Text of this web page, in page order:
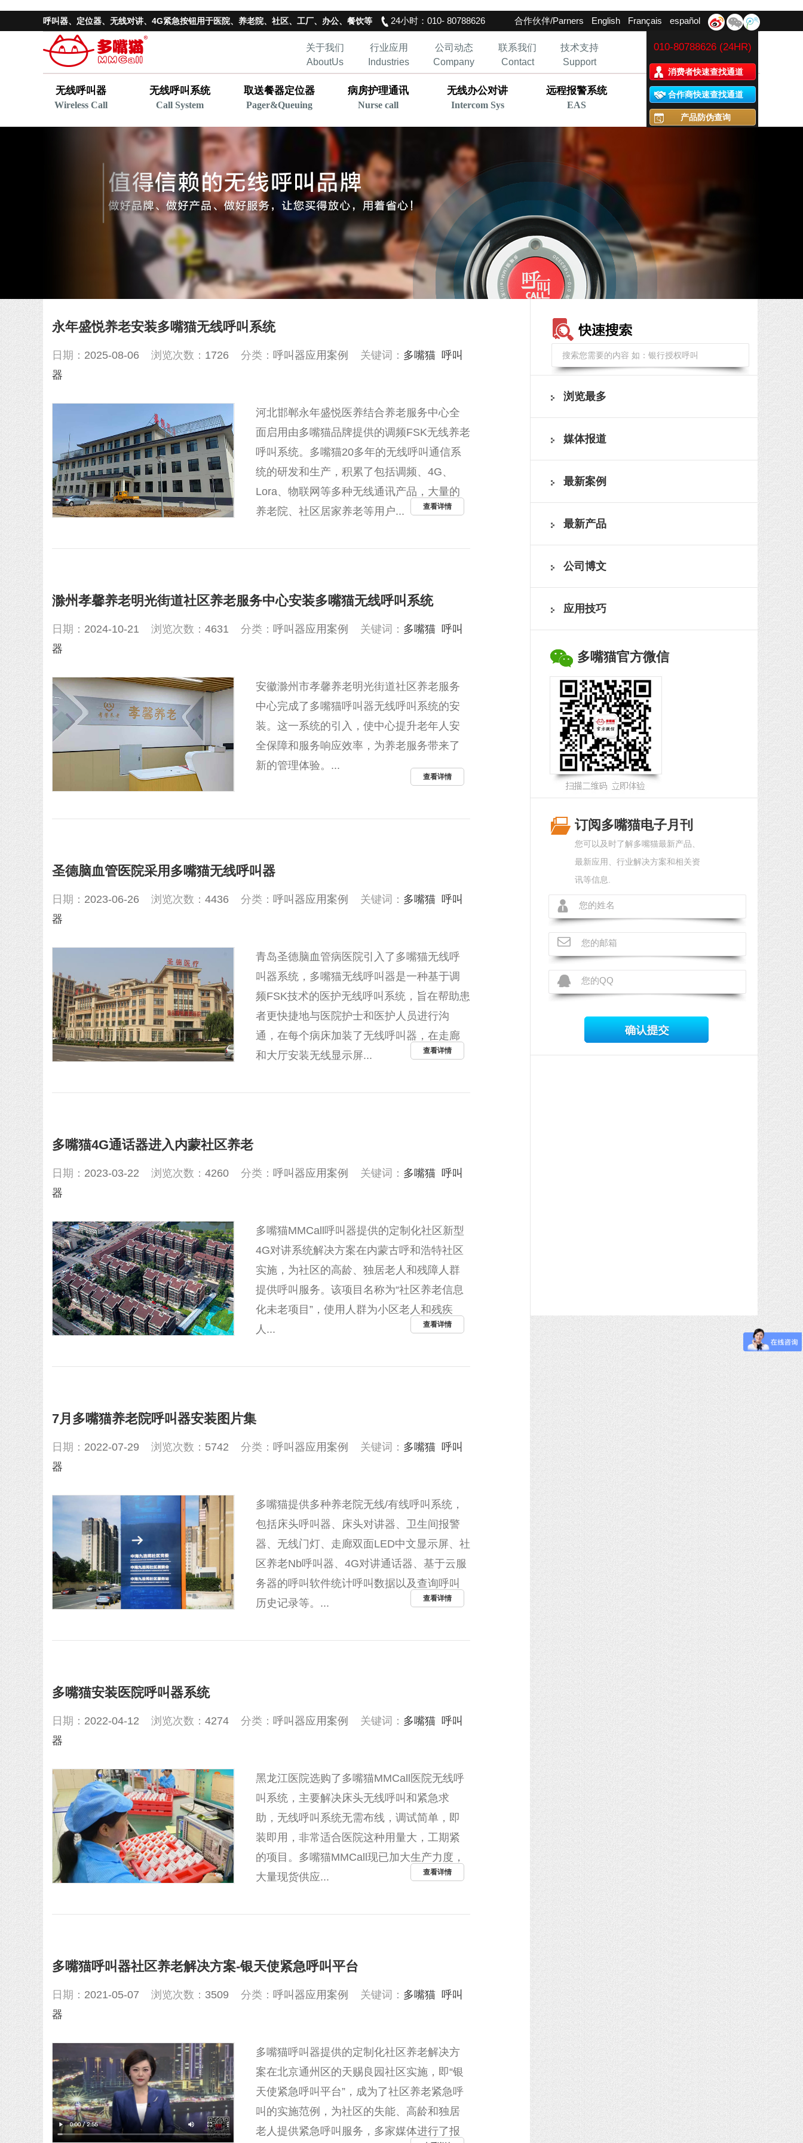
合作伙伴/Parners English Français español
呼叫器、 定位器、无线对讲、4G紧急按钮用于医院、养老院、社区、工厂、办公、餐饮等 24小时：010- 80788626
关于我们
AboutUs
行业应用
Industries
公司动态
Company
联系我们
Contact
技术支持
Support
无线呼叫器
Wireless Call
无线呼叫系统
Call System
取送餐器定位器
Pager&Queuing
病房护理通讯
Nurse call
无线办公对讲
Intercom Sys
远程报警系统
EAS
010-80788626 (24HR)
消费者快速查找通道
合作商快速查找通道
产品防伪查询
永年盛悦养老安装多嘴猫无线呼叫系统
日期： 2025-08-06 浏览次数： 1726 分类： 呼叫器应用案例 关键词： 多嘴猫 呼叫
器
河北邯郸永年盛悦医养结合养老服务中心全
面启用由多嘴猫品牌提供的调频FSK无线养老
呼叫系统。多嘴猫20多年的无线呼叫通信系
统的研发和生产，积累了包括调频、4G、
Lora、物联网等多种无线通讯产品，大量的
养老院、社区居家养老等用户...
查看详情
滁州孝馨养老明光街道社区养老服务中心安装多嘴猫无线呼叫系统
日期： 2024-10-21 浏览次数： 4631 分类： 呼叫器应用案例 关键词： 多嘴猫 呼叫
器
安徽滁州市孝馨养老明光街道社区养老服务
中心完成了多嘴猫呼叫器无线呼叫系统的安
装。这一系统的引入，使中心提升老年人安
全保障和服务响应效率，为养老服务带来了
新的管理体验。...
查看详情
圣德脑血管医院采用多嘴猫无线呼叫器
日期： 2023-06-26 浏览次数： 4436 分类： 呼叫器应用案例 关键词： 多嘴猫 呼叫
器
青岛圣德脑血管病医院引入了多嘴猫无线呼
叫器系统，多嘴猫无线呼叫器是一种基于调
频FSK技术的医护无线呼叫系统，旨在帮助患
者更快捷地与医院护士和医护人员进行沟
通，在每个病床加装了无线呼叫器，在走廊
和大厅安装无线显示屏...
查看详情
多嘴猫4G通话器进入内蒙社区养老
日期： 2023-03-22 浏览次数： 4260 分类： 呼叫器应用案例 关键词： 多嘴猫 呼叫
器
多嘴猫MMCall呼叫器提供的定制化社区新型
4G对讲系统解决方案在内蒙古呼和浩特社区
实施，为社区的高龄、独居老人和残障人群
提供呼叫服务。该项目名称为“社区养老信息
化未老项目”，使用人群为小区老人和残疾
人...
查看详情
7月多嘴猫养老院呼叫器安装图片集
日期： 2022-07-29 浏览次数： 5742 分类： 呼叫器应用案例 关键词： 多嘴猫 呼叫
器
多嘴猫提供多种养老院无线/有线呼叫系统，
包括床头呼叫器、床头对讲器、卫生间报警
器、无线门灯、走廊双面LED中文显示屏、社
区养老Nb呼叫器、4G对讲通话器、基于云服
务器的呼叫软件统计呼叫数据以及查询呼叫
历史记录等。...
查看详情
多嘴猫安装医院呼叫器系统
日期： 2022-04-12 浏览次数： 4274 分类： 呼叫器应用案例 关键词： 多嘴猫 呼叫
器
黑龙江医院选购了多嘴猫MMCall医院无线呼
叫系统，主要解决床头无线呼叫和紧急求
助，无线呼叫系统无需布线，调试简单，即
装即用，非常适合医院这种用量大，工期紧
的项目。多嘴猫MMCall现已加大生产力度，
大量现货供应...
查看详情
多嘴猫呼叫器社区养老解决方案-银天使紧急呼叫平台
日期： 2021-05-07 浏览次数： 3509 分类： 呼叫器应用案例 关键词： 多嘴猫 呼叫
器
多嘴猫呼叫器提供的定制化社区养老解决方
案在北京通州区的天赐良园社区实施，即“银
天使紧急呼叫平台”，成为了社区养老紧急呼
叫的实施范例，为社区的失能、高龄和独居
老人提供紧急呼叫服务，多家媒体进行了报
浏览最多
媒体报道
最新案例
最新产品
公司博文
应用技巧
多嘴猫官方微信
订阅多嘴猫电子月刊
您可以及时了解多嘴猫最新产品、
最新应用、行业解决方案和相关资
讯等信息.